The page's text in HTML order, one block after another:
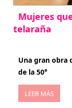
Mujeres
telaraña
Una gran obra
de la 50°
LEER MÁS